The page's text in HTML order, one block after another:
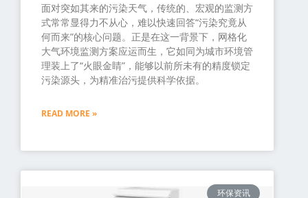
面对突如其来的污染天气，传统的、宏观的监测方
式常常显得力不从心，难以快速回答“污染究竟从
何而来”的核心问题。正是在这一背景下，网格化
大气环境监测方案应运而生，它如同为城市环境管
理装上了“火眼金睛”，能够以前所未有的精度锁定
污染源头，为精准治污提供科学依据。
READ MORE »
环保资讯